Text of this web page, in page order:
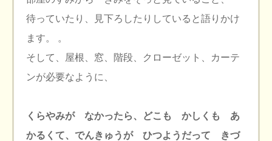
待っていたり、見下ろしたりしていると語りかけ
ます。 。
そして、屋根、窓、階段、クローゼット、カーテ
ンが必要なように、
くらやみが なかったら、どこも かしくも あ
かるくて、でんきゅうが ひつようだって きづ